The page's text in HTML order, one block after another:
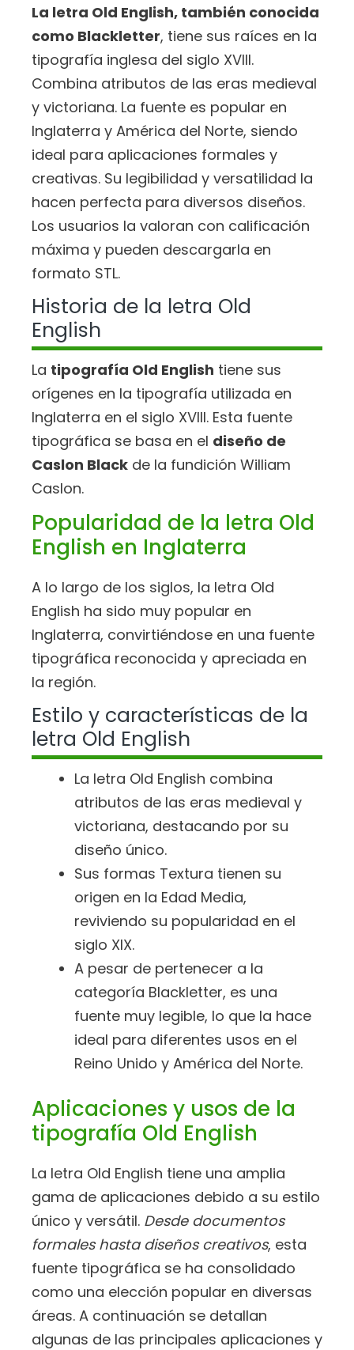
La letra Old English, también conocida
como Blackletter, tiene sus raíces en la
tipografía inglesa del siglo XVIII.
Combina atributos de las eras medieval
y victoriana. La fuente es popular en
Inglaterra y América del Norte, siendo
ideal para aplicaciones formales y
creativas. Su legibilidad y versatilidad la
hacen perfecta para diversos diseños.
Los usuarios la valoran con calificación
máxima y pueden descargarla en
formato STL.
Historia de la letra Old
English
La tipografía Old English tiene sus
orígenes en la tipografía utilizada en
Inglaterra en el siglo XVIII. Esta fuente
tipográfica se basa en el diseño de
Caslon Black de la fundición William
Caslon.
Popularidad de la letra Old
English en Inglaterra
A lo largo de los siglos, la letra Old
English ha sido muy popular en
Inglaterra, convirtiéndose en una fuente
tipográfica reconocida y apreciada en
la región.
Estilo y características de la
letra Old English
La letra Old English combina
atributos de las eras medieval y
victoriana, destacando por su
diseño único.
Sus formas Textura tienen su
origen en la Edad Media,
reviviendo su popularidad en el
siglo XIX.
A pesar de pertenecer a la
categoría Blackletter, es una
fuente muy legible, lo que la hace
ideal para diferentes usos en el
Reino Unido y América del Norte.
Aplicaciones y usos de la
tipografía Old English
La letra Old English tiene una amplia
gama de aplicaciones debido a su estilo
único y versátil. Desde documentos
formales hasta diseños creativos, esta
fuente tipográfica se ha consolidado
como una elección popular en diversas
áreas. A continuación se detallan
algunas de las principales aplicaciones y